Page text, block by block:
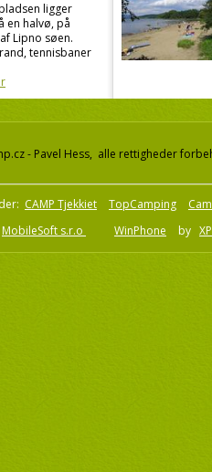
ligger
en halvø, på
Lipno søen.
tennisbaner
- Pavel Hess, alle rettigheder
CAMP Tjekkiet TopCamping
MobileSoft s.r.o WinPhone by